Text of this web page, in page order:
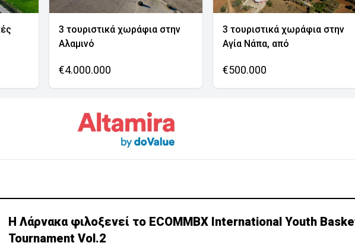
3 τουριστικά χωράφια στην
Αλαμινό
€4.000.000
3 τουριστικά χωράφια στην
Αγία Νάπα, από
€500.000
Η Λάρνακα φιλοξενεί το ECOMMBX International Youth
Tournament Vol.2